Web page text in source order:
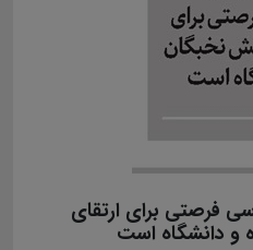
فرصتی برای ارتقای
دانشگاه است